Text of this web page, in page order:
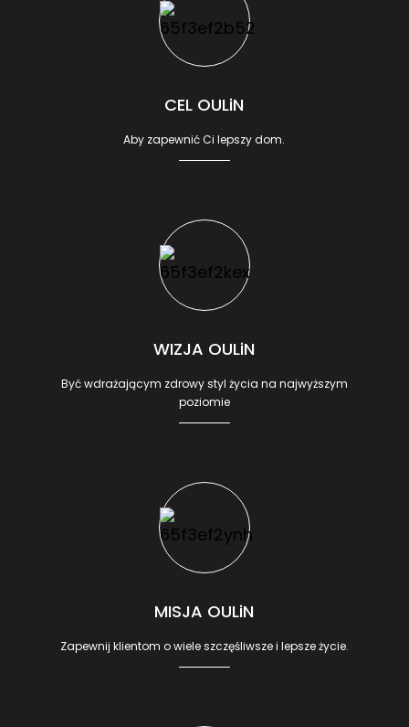
CEL OULiN
Aby zapewnić Ci lepszy dom.
WIZJA OULiN
Być wdrażającym zdrowy styl życia na najwyższym
poziomie
MISJA OULiN
Zapewnij klientom o wiele szczęśliwsze i lepsze życie.